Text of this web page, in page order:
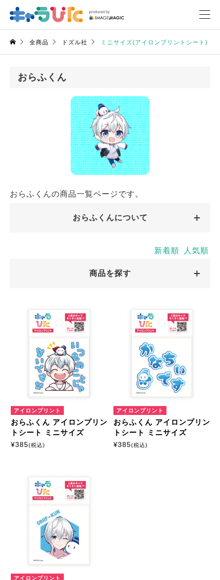
全商品 ドズル社 ミニサイズ(アイロンプリントシート)
おらふくん
おらふくんの商品一覧ページです。
おらふくんについて
大人気ゲーム実況グループの『ドズル社』のメンバー。
ぜひキャラぴたで世界にひとつだけの「おらふくんグッ
新着順 人気順
商品を探す
商品絞込
アイロンプリントシート
A5サイズ A4サイズ
アイロンプリント
おらふくん アイロンプリン
トシート ミニサイズ
¥385(税込)
アイロンプリント
おらふくん アイロンプリン
トシート ミニサイズ
¥385(税込)
アイロンプリント